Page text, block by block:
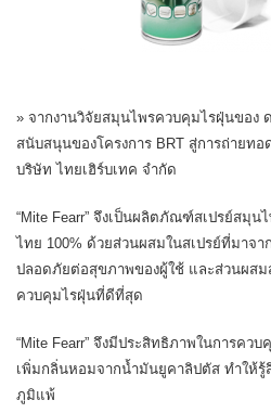
» จากงานวิจัยสมุนไพรควบคุมไรฝุ่นของ
สนับสนุนของโครงการ BRT สู่การถ่ายท
บริษัท ไทยเฮิร์บเทค จำกัด
“Mite Fearr” จึงเป็นผลิตภัณฑ์สเปรย์สมุ
ไทย 100% ด้วยส่วนผสมในสเปรย์ที่มาจ
ปลอดภัยต่อสุขภาพของผู้ใช้ และส่วนผส
ควบคุมไรฝุ่นที่ดีที่สุด
“Mite Fearr” จึงมีประสิทธิภาพในการคว
เพิ่มกลิ่นหอมจากน้ำมันยูคาลิปตัส ทำให้รู้
ภูมิแพ้